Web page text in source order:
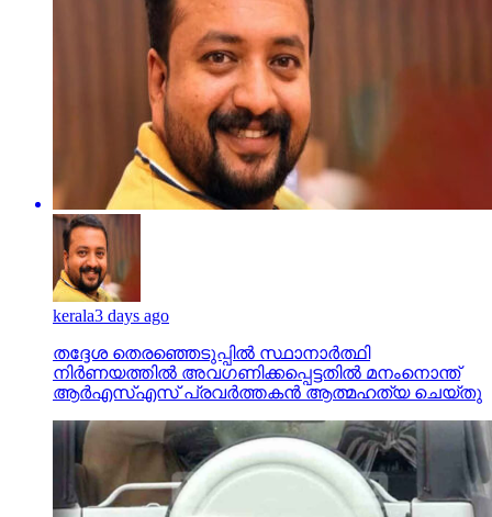
kerala3 days ago
തദ്ദേശ തെരഞ്ഞെടുപ്പില്‍ സ്ഥാനാര്‍ത്ഥി
നിര്‍ണയത്തില്‍ അവഗണിക്കപ്പെട്ടതില്‍ മനംനൊന്ത്
ആര്‍എസ്എസ് പ്രവര്‍ത്തകന്‍ ആത്മഹത്യ ചെയ്തു